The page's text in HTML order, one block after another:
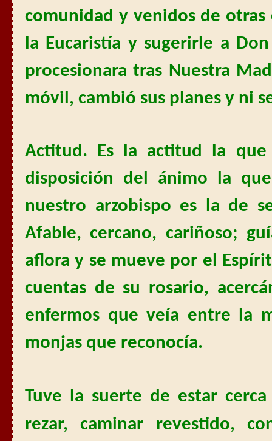
comunidad y venidos de otras
la Eucaristía y sugerirle a
procesionara tras Nuestra
móvil, cambió sus planes y ni
Actitud. Es la actitud la que
disposición del ánimo la
nuestro arzobispo es la de
Afable, cercano, cariñoso;
aflora y se mueve por el
cuentas de su rosario,
enfermos que veía entre la
monjas que reconocía.
Tuve la suerte de estar
rezar, caminar revestido,